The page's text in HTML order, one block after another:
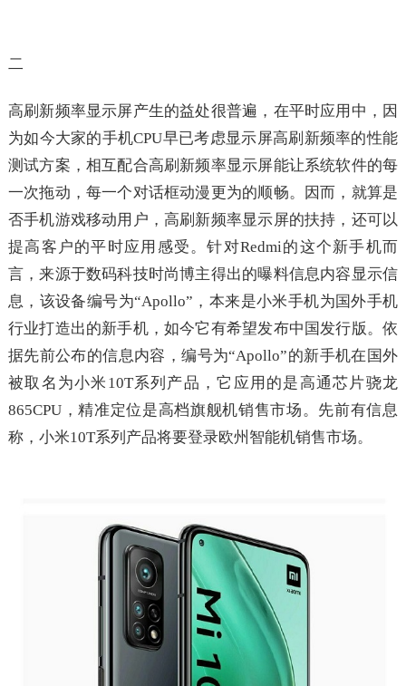
二
高刷新频率显示屏产生的益处很普遍，在平时应用中，因
为如今大家的手机CPU早已考虑显示屏高刷新频率的性能
测试方案，相互配合高刷新频率显示屏能让系统软件的每
一次拖动，每一个对话框动漫更为的顺畅。因而，就算是
否手机游戏移动用户，高刷新频率显示屏的扶持，还可以
提高客户的平时应用感受。针对Redmi的这个新手机而
言，来源于数码科技时尚博主得出的曝料信息内容显示信
息，该设备编号为“Apollo”，本来是小米手机为国外手机
行业打造出的新手机，如今它有希望发布中国发行版。依
据先前公布的信息内容，编号为“Apollo”的新手机在国外
被取名为小米10T系列产品，它应用的是高通芯片骁龙
865CPU，精准定位是高档旗舰机销售市场。先前有信息
称，小米10T系列产品将要登录欧州智能机销售市场。